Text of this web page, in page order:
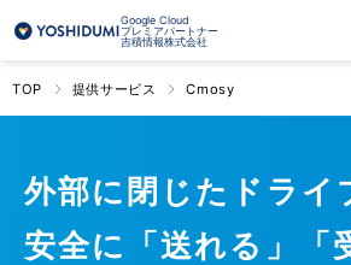
Google Cloud
プレミアパートナー
吉積情報株式会社
TOP 提供サービス Cmosy
外部に閉じたドライ
安全に「送れる」「